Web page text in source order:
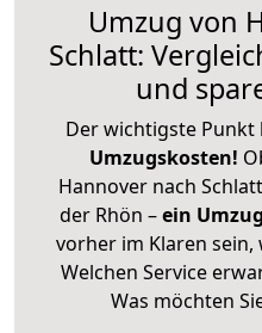
Umzug von
Schlatt:
und
Der wichtigste Punkt
Umzugskosten!
Hannover nach
der Rhön –ein
vorher im Klaren
Welchen Service
Was möchten